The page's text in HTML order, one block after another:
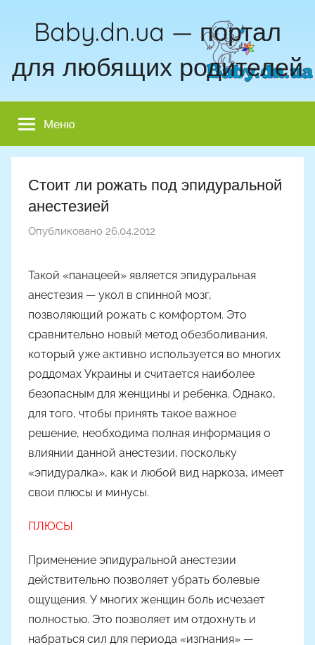
Baby.dn.ua — портал
для любящих родителей
Меню
Стоит ли рожать под эпидуральной
анестезией
Опубликовано 26.04.2012
о
м
Н
а
с
т
я
Ч
а
Такой «панацеей» является эпидуральная
анестезия — укол в спинной мозг,
позволяющий рожать с комфортом. Это
сравнительно новый метод обезболивания,
который уже активно используется во многих
роддомах Украины и считается наиболее
безопасным для женщины и ребенка. Однако,
для того, чтобы принять такое важное
решение, необходима полная информация о
влиянии данной анестезии, поскольку
«эпидуралка», как и любой вид наркоза, имеет
свои плюсы и минусы.
ПЛЮСЫ
Применение эпидуральной анестезии
действительно позволяет убрать болевые
ощущения. У многих женщин боль исчезает
полностью. Это позволяет им отдохнуть и
набраться сил для периода «изгнания» —